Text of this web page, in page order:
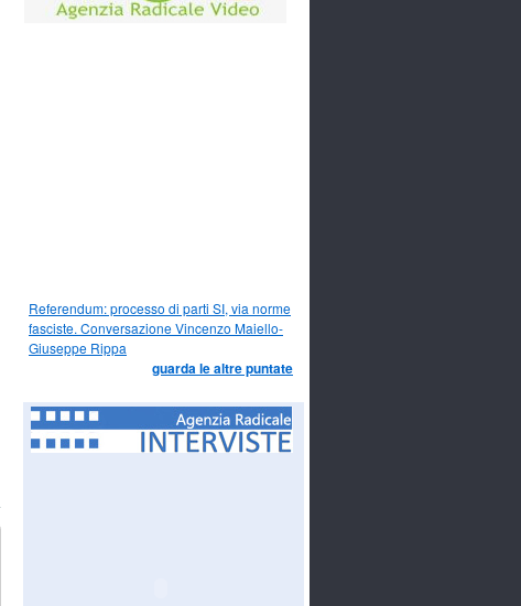
Referendum: processo di parti SI, via norme
fasciste. Conversazione Vincenzo Maiello-
Giuseppe Rippa
guarda le altre puntate